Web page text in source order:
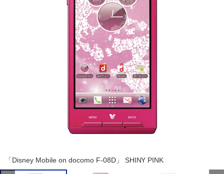
「Disney Mobile on docomo F-08D」 SHINY PINK